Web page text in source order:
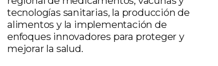
tecnologías sanitarias, la producción de
alimentos y la implementación de
enfoques innovadores para proteger y
mejorar la salud.